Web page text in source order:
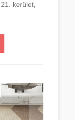
21. kerület,